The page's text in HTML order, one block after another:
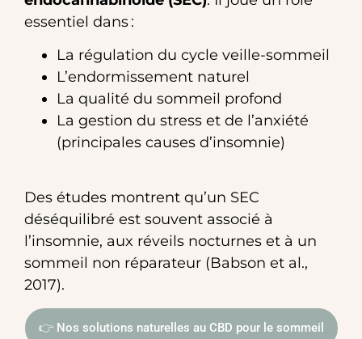
essentiel dans :
La régulation du cycle veille-sommeil
L’endormissement naturel
La qualité du sommeil profond
La gestion du stress et de l’anxiété
(principales causes d’insomnie)
Des études montrent qu’un SEC
déséquilibré est souvent associé à
l’insomnie, aux réveils nocturnes et à un
sommeil non réparateur (Babson et al.,
2017).
👉 Nos solutions naturelles au CBD pour le sommeil